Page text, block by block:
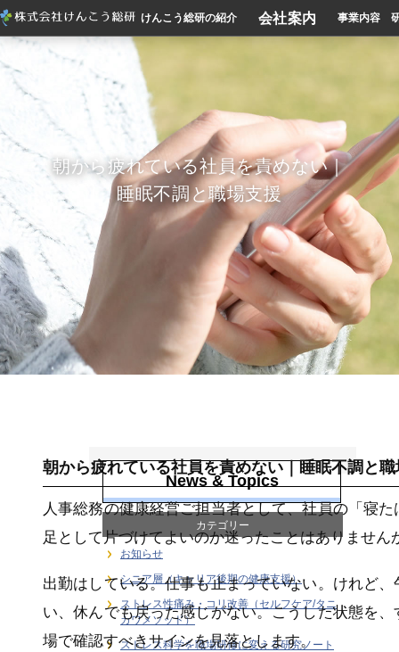
けんこう総研の紹介 会社案内 事業内容
朝から疲れている社員を責めない｜
睡眠不調と職場支援
朝から疲れている社員を責めない｜睡眠不調と
人事総務の健康経営ご担当者として、社員の「寝
足として片づけてよいのか迷ったことはありません
出勤はしている。仕事も止まっていない。けれど
い、休んでも戻った感じがない。こうした状態を
場で確認すべきサインを見落とします。
News & Topics
カテゴリー
お知らせ
シニア層（キャリア後期の健康支援）
ストレス性痛み・コリ改善（セルフケア/タニ
カワメソッド）
ストレス科学を職場研修に変える研究ノート